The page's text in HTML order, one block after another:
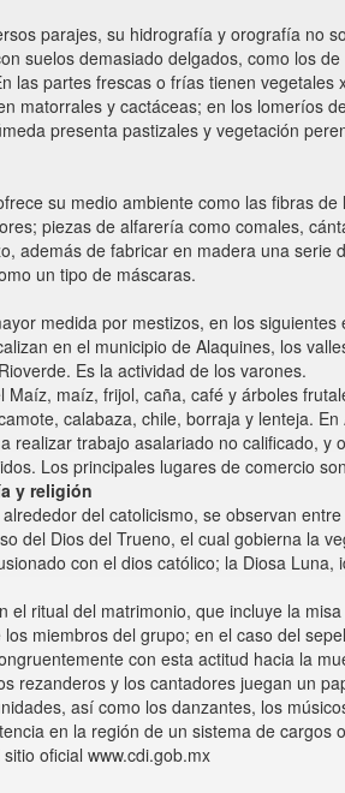
parajes, su hidrografía y orografía no
suelos demasiado delgados, como los
las partes frescas o frías tienen vegetales
matorrales y cactáceas; en los lomeríos
presenta pastizales y vegetación
su medio ambiente como las fibras
piezas de alfarería como comales,
además de fabricar en madera una serie
un tipo de máscaras.
medida por mestizos, en los
en el municipio de Alaquines, los
Es la actividad de los varones.
maíz, frijol, caña, café y árboles
calabaza, chile, borraja y lenteja.
realizar trabajo asalariado no calificado, y
Los principales lugares de comercio
y religión
del catolicismo, se observan
del Dios del Trueno, el cual gobierna la
con el dios católico; la Diosa Luna,
el ritual del matrimonio, que incluye la
miembros del grupo; en el caso del
con esta actitud hacia la
rezanderos y los cantadores juegan un
así como los danzantes, los
en la región de un sistema de cargos
oficial www.cdi.gob.mx